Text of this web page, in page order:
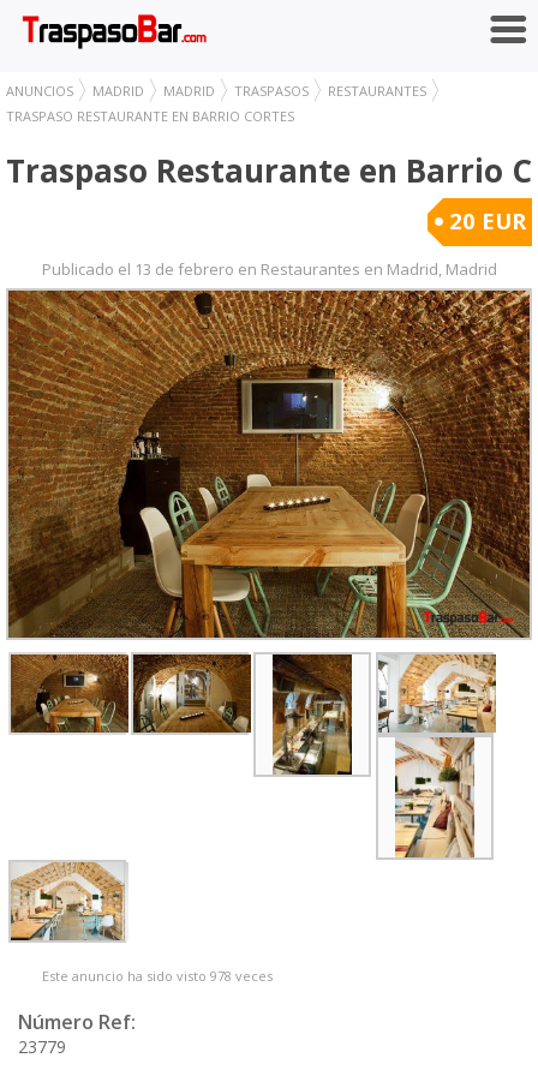
ANUNCIOS MADRID MADRID TRASPASOS
RESTAURANTES
TRASPASO RESTAURANTE EN BARRIO CORTES
Traspaso Restaurante en Barrio
20 EUR
Publicado el 13 de febrero en Restaurantes en Madrid, Madrid
Este anuncio ha sido visto 978 veces
Número Ref:
23779